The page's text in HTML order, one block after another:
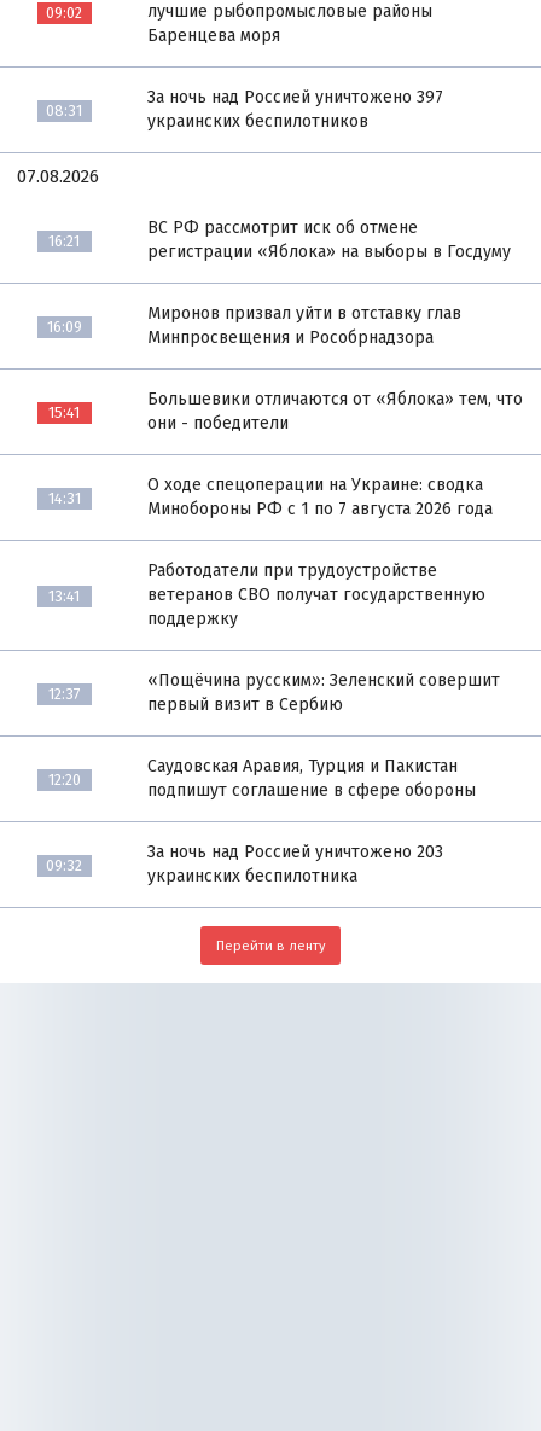
09:02
лучшие рыбопромысловые районы
Баренцева моря
08:31
За ночь над Россией уничтожено 397
украинских беспилотников
07.08.2026
16:21
ВС РФ рассмотрит иск об отмене
регистрации «Яблока» на выборы в Госдуму
16:09
Миронов призвал уйти в отставку глав
Минпросвещения и Рособрнадзора
15:41
Большевики отличаются от «Яблока» тем, что
они - победители
14:31
О ходе спецоперации на Украине: сводка
Минобороны РФ с 1 по 7 августа 2026 года
13:41
Работодатели при трудоустройстве
ветеранов СВО получат государственную
поддержку
12:37
«Пощёчина русским»: Зеленский совершит
первый визит в Сербию
12:20
Саудовская Аравия, Турция и Пакистан
подпишут соглашение в сфере обороны
09:32
За ночь над Россией уничтожено 203
украинских беспилотника
Перейти в ленту